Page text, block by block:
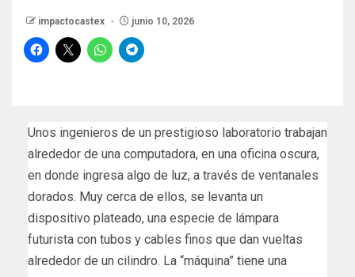
impactocastex junio 10, 2026
Unos ingenieros de un prestigioso laboratorio trabajan
alrededor de una computadora, en una oficina oscura,
en donde ingresa algo de luz, a través de ventanales
dorados. Muy cerca de ellos, se levanta un
dispositivo plateado, una especie de lámpara
futurista con tubos y cables finos que dan vueltas
alrededor de un cilindro. La “máquina” tiene una